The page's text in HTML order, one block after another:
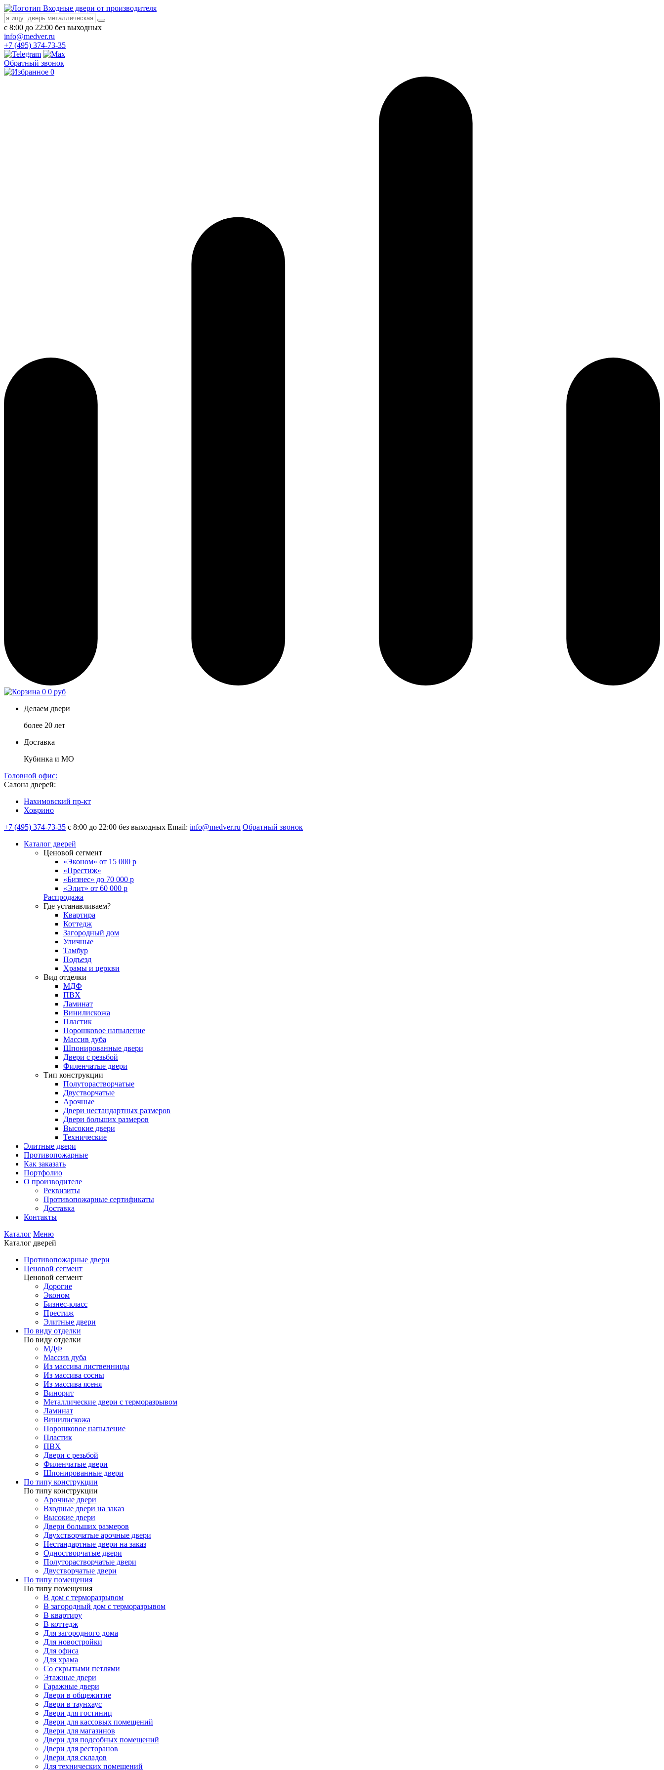
Входные двери от производителя
с 8:00 до 22:00 без выходных
info@medver.ru
+7 (495) 374-73-35
Обратный звонок
0
0 0 руб
Делаем двери
более 20 лет
Доставка
Кубинка и МО
Головной офис:
Салона дверей:
Нахимовский пр-кт
Ховрино
+7 (495) 374-73-35 с 8:00 до 22:00 без выходных Email: info@medver.ru Обратный звонок
Каталог дверей
Ценовой сегмент
«Эконом» от 15 000 р
«Престиж»
«Бизнес» до 70 000 р
«Элит» от 60 000 р
Распродажа
Где устанавливаем?
Квартира
Коттедж
Загородный дом
Уличные
Тамбур
Подъезд
Храмы и церкви
Вид отделки
МДФ
ПВХ
Ламинат
Винилискожа
Пластик
Порошковое напыление
Массив дуба
Шпонированные двери
Двери с резьбой
Филенчатые двери
Тип конструкции
Полуторастворчатые
Двустворчатые
Арочные
Двери нестандартных размеров
Двери больших размеров
Высокие двери
Технические
Элитные двери
Противопожарные
Как заказать
Портфолио
О производителе
Реквизиты
Противопожарные сертификаты
Доставка
Контакты
Каталог Меню
Каталог дверей
Противопожарные двери
Ценовой сегмент
Ценовой сегмент
Дорогие
Эконом
Бизнес-класс
Престиж
Элитные двери
По виду отделки
По виду отделки
МДФ
Массив дуба
Из массива лиственницы
Из массива сосны
Из массива ясеня
Винорит
Металлические двери с терморазрывом
Ламинат
Винилискожа
Порошковое напыление
Пластик
ПВХ
Двери с резьбой
Филенчатые двери
Шпонированные двери
По типу конструкции
По типу конструкции
Арочные двери
Входные двери на заказ
Высокие двери
Двери больших размеров
Двухстворчатые арочные двери
Нестандартные двери на заказ
Одностворчатые двери
Полуторастворчатые двери
Двустворчатые двери
По типу помещения
По типу помещения
В дом с терморазрывом
В загородный дом с терморазрывом
В квартиру
В коттедж
Для загородного дома
Для новостройки
Для офиса
Для храма
Со скрытыми петлями
Этажные двери
Гаражные двери
Двери в общежитие
Двери в таунхаус
Двери для гостиниц
Двери для кассовых помещений
Двери для магазинов
Двери для подсобных помещений
Двери для ресторанов
Двери для складов
Для технических помещений